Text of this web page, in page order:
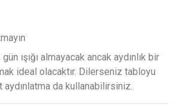
ışığı almayacak ancak aydınlık bir
ideal olacaktır. Dilerseniz tabloyu
da kullanabilirsiniz.